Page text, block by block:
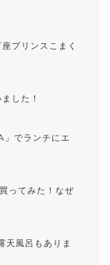
プリンスこまく
した！
でランチにエ
ってみた！なぜ
天風呂もありま